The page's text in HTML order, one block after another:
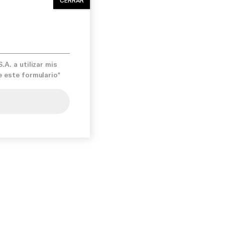
a utilizar mis
este formulario*